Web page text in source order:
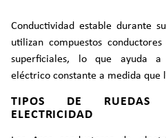
Conductividad estable durante
utilizan compuestos
superficiales, lo que ayuda
eléctrico constante a medida que
TIPOS DE RUEDAS
ELECTRICIDAD